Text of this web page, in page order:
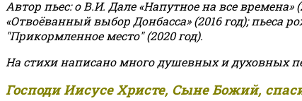
Автор пьес: о В.И. Дале «Напутное на все времена»
«Отвоёванный выбор Донбасса» (2016 год); пьеса
"Прикормленное место" (2020 год).
На стихи написано много душевных и духовных
Господи Иисусе Христе, Сыне Божий,